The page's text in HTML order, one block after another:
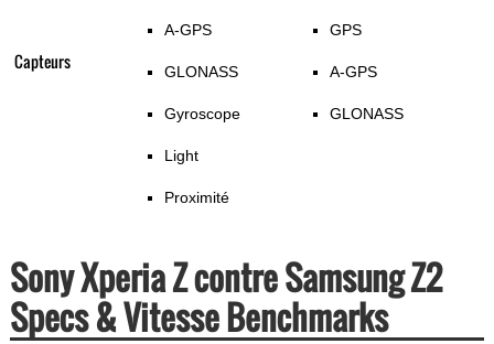
Capteurs
A-GPS
GLONASS
Gyroscope
Light
Proximité
GPS
A-GPS
GLONASS
Sony Xperia Z contre Samsung Z2
Specs & Vitesse Benchmarks